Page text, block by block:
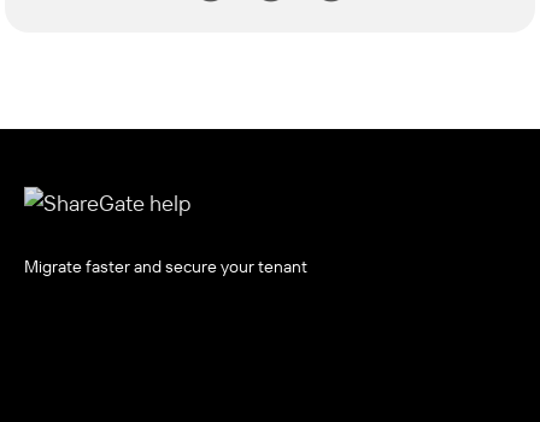
Migrate faster and secure your tenant